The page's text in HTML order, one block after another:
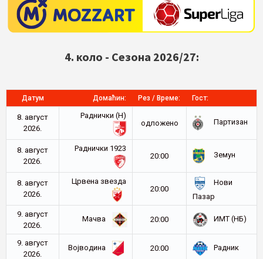
4. коло - Сезона 2026/27:
Датум Домаћин: Рез / Време: Гост:
8. август
2026.
Раднички (Н)
oдложено
Партизан
8. август
2026.
Раднички 1923
20:00
Земун
8. август
2026.
Црвена звезда
20:00
Нови
Пазар
9. август
2026.
Мачва 20:00 ИМТ (НБ)
9. август
2026.
Војводина 20:00 Радник